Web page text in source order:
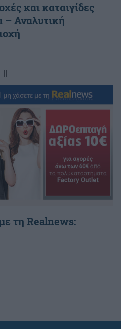
και καταιγίδες
– Αναλυτική
||
τη Realnews: